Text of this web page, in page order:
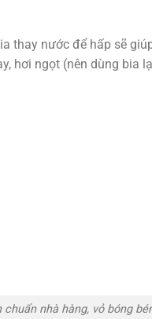
thay nước để hấp sẽ
hơi ngọt (nên dùng bia
chuẩn nhà hàng, vỏ bóng